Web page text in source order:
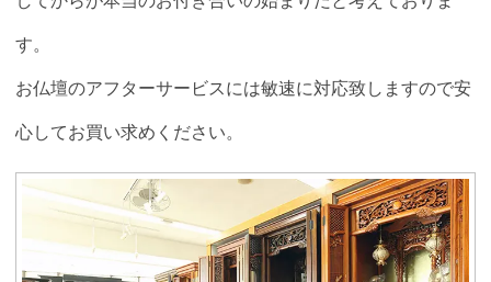
す。
お仏壇のアフターサービスには敏速に対応致しますので安
心してお買い求めください。